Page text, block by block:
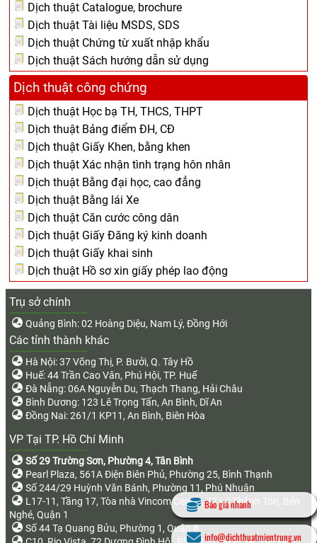
Dịch thuật Catalogue, brochure
Dịch thuật Tài liệu MSDS, SDS
Dịch thuật Chứng từ xuất nhập khẩu
Dịch thuật Sách hướng dẫn sử dụng
Dịch thuật công chứng
Dịch thuật Học bạ TH, THCS, THPT
Dịch thuật Bảng điểm ĐH, CĐ
Dịch thuật Giấy Khen, bằng khen
Dịch thuật Xác nhận tình trạng hôn nhân
Dịch thuật Bằng đại học, cao đẳng
Dịch thuật Bằng lái Xe
Dịch thuật Căn cước công dân
Dịch thuật Giấy Đăng ký kinh doanh
Dịch thuật Giấy khai sinh
Dịch thuật Hồ sơ xin giấy phép lao động
Trụ sở chính
Quảng Bình: 02 Hoàng Diệu, Nam Lý, Đồng Hới
Các tỉnh thành khác
Hà Nội: 37 Võng Thị, P. Bưởi, Q. Tây Hồ
Huế: 44 Trần Cao Vân, Phú Hội, TP. Huế
Đà Nẵng: 06A Nguyễn Du, Thạch Thang, Hải Châu
Bình Dương: 123 Lê Trọng Tấn, An Bình, Dĩ An
Đồng Nai: 261/1 KP11, An Bình, Biên Hòa
VP Tại TP. Hồ Chí Minh
Số 29 Trường Sơn, Phường 4, Tân Bình
Pearl Plaza, 561A Điện Biên Phủ, Phường 25, Bình Thạnh
Số 244/29 Huỳnh Văn Bánh, Phường 11, Phú Nhuận
L17-11, Tầng 17, Tòa nhà Vincom Center, 72 Lê Thánh Tôn, Bến
Nghé, Quận 1
Số 44 Tạ Quang Bửu, Phường 1, Quận 8
Báo giá nhanh
info@dichthuatmientrung.vn